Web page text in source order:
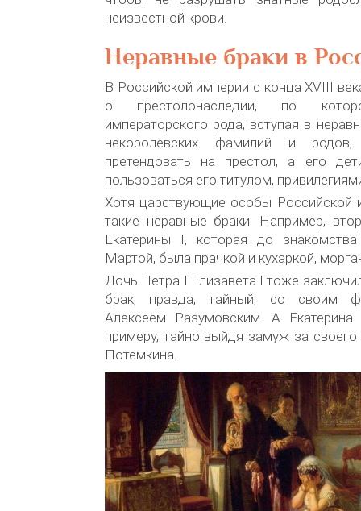
неизвестной крови.
Неравные браки в
В Российской империи с конца XVIII
о престолонаследии, по
императорского рода, вступая в
некоролевских фамилий и
претендовать на престол, а его
пользоваться его титулом,
Хотя царствующие особы Российской
такие неравные браки. Например,
Екатерины I, которая до
Мартой, была прачкой и кухаркой,
Дочь Петра I Елизавета I тоже
брак, правда, тайный, со своим
Алексеем Разумовским. А
примеру, тайно выйдя замуж за своего
Потемкина.